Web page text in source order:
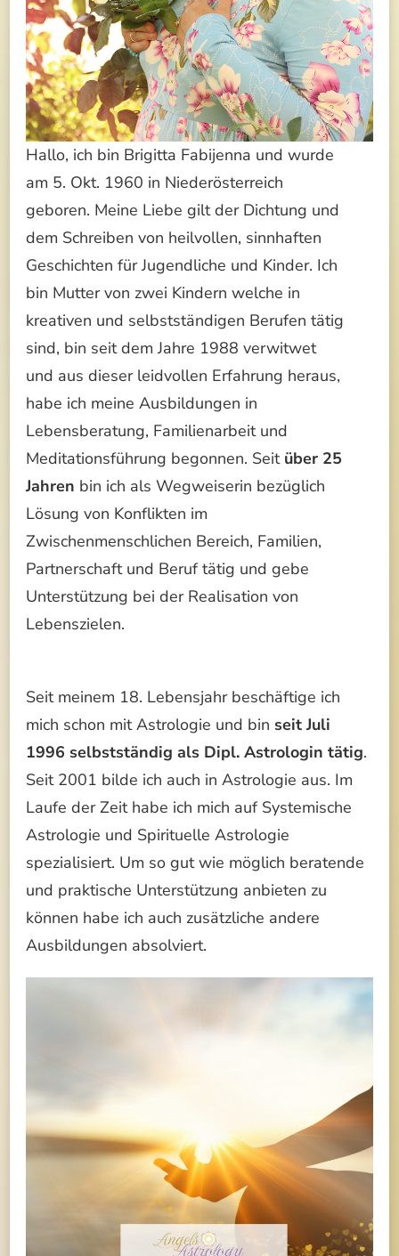
Hallo, ich bin Brigitta Fabijenna und wurde
am 5. Okt. 1960 in Niederösterreich
geboren. Meine Liebe gilt der Dichtung und
dem Schreiben von heilvollen, sinnhaften
Geschichten für Jugendliche und Kinder. Ich
bin Mutter von zwei Kindern welche in
kreativen und selbstständigen Berufen tätig
sind, bin seit dem Jahre 1988 verwitwet
und aus dieser leidvollen Erfahrung heraus,
habe ich meine Ausbildungen in
Lebensberatung, Familienarbeit und
Meditationsführung begonnen. Seit über 25
Jahren bin ich als Wegweiserin bezüglich
Lösung von Konflikten im
Zwischenmenschlichen Bereich, Familien,
Partnerschaft und Beruf tätig und gebe
Unterstützung bei der Realisation von
Lebenszielen.
Seit meinem 18. Lebensjahr beschäftige ich
mich schon mit Astrologie und bin seit Juli
1996 selbstständig als Dipl. Astrologin tätig.
Seit 2001 bilde ich auch in Astrologie aus. Im
Laufe der Zeit habe ich mich auf Systemische
Astrologie und Spirituelle Astrologie
spezialisiert. Um so gut wie möglich beratende
und praktische Unterstützung anbieten zu
können habe ich auch zusätzliche andere
Ausbildungen absolviert.